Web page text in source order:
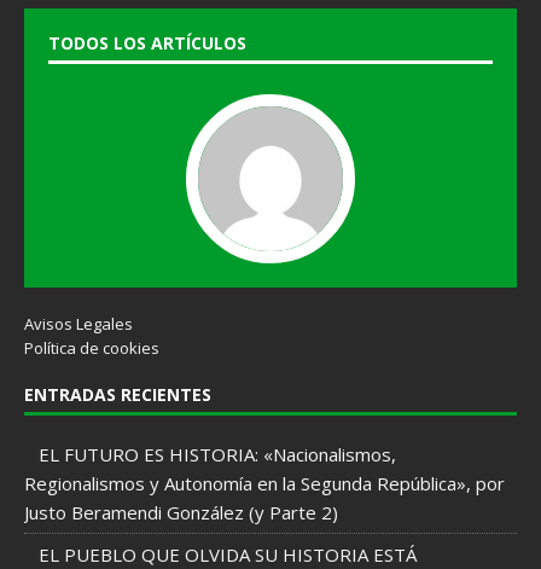
TODOS LOS ARTÍCULOS
Avisos Legales
Política de cookies
ENTRADAS RECIENTES
EL FUTURO ES HISTORIA: «Nacionalismos,
Regionalismos y Autonomía en la Segunda República», por
Justo Beramendi González (y Parte 2)
EL PUEBLO QUE OLVIDA SU HISTORIA ESTÁ